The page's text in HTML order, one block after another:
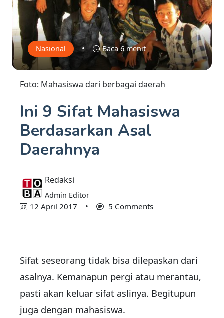
Nasional • Baca 6 menit
Foto: Mahasiswa dari berbagai daerah
Ini 9 Sifat Mahasiswa
Berdasarkan Asal
Daerahnya
Redaksi
Admin Editor
12 April 2017 • 5 Comments
Sifat seseorang tidak bisa dilepaskan dari
asalnya. Kemanapun pergi atau merantau,
pasti akan keluar sifat aslinya. Begitupun
juga dengan mahasiswa.